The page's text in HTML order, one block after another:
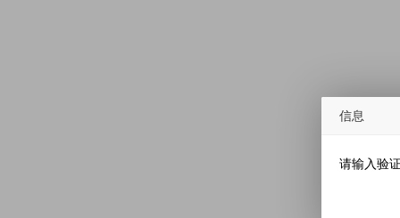
信息
请输入验